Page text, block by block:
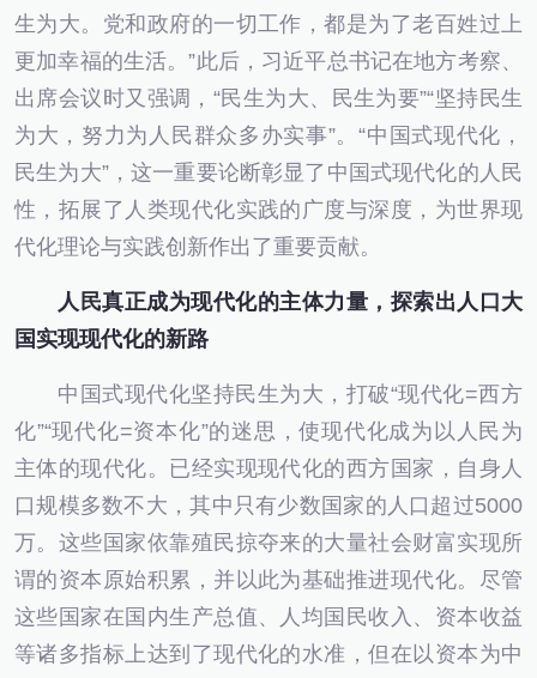
生为大。党和政府的一切工作，都是为了老百姓过上
更加幸福的生活。”此后，习近平总书记在地方考察、
出席会议时又强调，“民生为大、民生为要”“坚持民生
为大，努力为人民群众多办实事”。“中国式现代化，
民生为大”，这一重要论断彰显了中国式现代化的人民
性，拓展了人类现代化实践的广度与深度，为世界现
代化理论与实践创新作出了重要贡献。
人民真正成为现代化的主体力量，探索出人口大
国实现现代化的新路
中国式现代化坚持民生为大，打破“现代化=西方
化”“现代化=资本化”的迷思，使现代化成为以人民为
主体的现代化。已经实现现代化的西方国家，自身人
口规模多数不大，其中只有少数国家的人口超过5000
万。这些国家依靠殖民掠夺来的大量社会财富实现所
谓的资本原始积累，并以此为基础推进现代化。尽管
这些国家在国内生产总值、人均国民收入、资本收益
等诸多指标上达到了现代化的水准，但在以资本为中